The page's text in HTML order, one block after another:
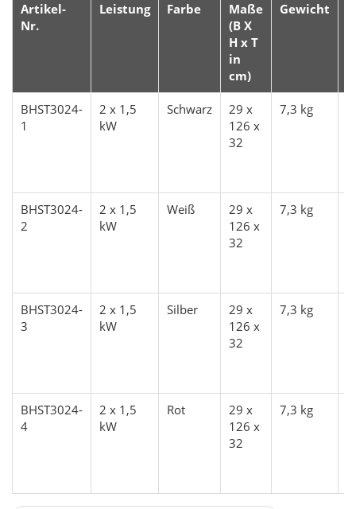
Artikel-
Nr.
Leistung Farbe
Maße
(B X
H x T
in
cm)
Gewicht
BHST3024-
1
2 x 1,5
kW
Schwarz
29 x
126 x
32
7,3 kg
BHST3024-
2
2 x 1,5
kW
Weiß
29 x
126 x
32
7,3 kg
BHST3024-
3
2 x 1,5
kW
Silber
29 x
126 x
32
7,3 kg
BHST3024-
4
2 x 1,5
kW
Rot
29 x
126 x
32
7,3 kg